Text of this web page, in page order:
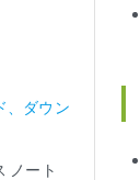
、ダウン
ノート